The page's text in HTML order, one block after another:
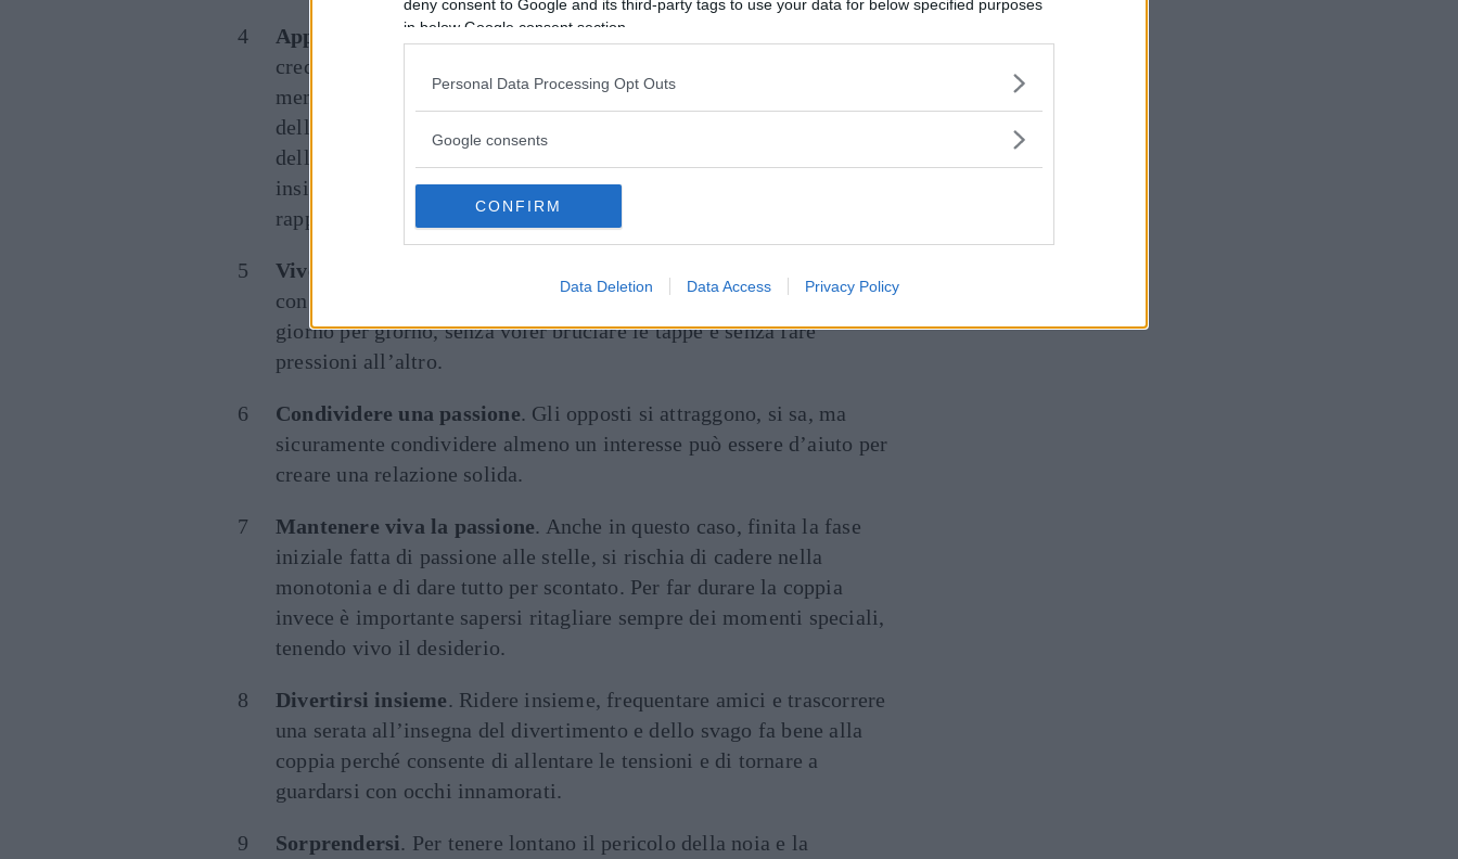
deny consent to Google and its third-party tags to use your data for below specified purposes
in below Google consent section.
Personal Data Processing Opt Outs
Google consents
CONFIRM
Data Deletion Data Access Privacy Policy
Apprezzare i piccoli gesti
credere che il grande amore sia fatto di gesti eclatanti e di momenti
memorabili come accade nei film. Passata la prima fase
dell’innamoramento, al contrario, è importante sapere godere anche
delle piccole cose, dei gesti quotidiani apparentemente
insignificanti ma che sono in realtà la chiave per rafforzare il
rapporto.
Vivere giorno per giorno
con aspettative troppo alte per il futuro. Meglio imparare a vivere
giorno per giorno, senza voler bruciare le tappe e senza fare
pressioni all’altro.
Condividere una passione. Gli opposti si attraggono, si sa, ma
sicuramente condividere almeno un interesse può essere d’aiuto per
creare una relazione solida.
Mantenere viva la passione. Anche in questo caso, finita la fase
iniziale fatta di passione alle stelle, si rischia di cadere nella
monotonia e di dare tutto per scontato. Per far durare la coppia
invece è importante sapersi ritagliare sempre dei momenti speciali,
tenendo vivo il desiderio.
Divertirsi insieme. Ridere insieme, frequentare amici e trascorrere
una serata all’insegna del divertimento e dello svago fa bene alla
coppia perché consente di allentare le tensioni e di tornare a
guardarsi con occhi innamorati.
Sorprendersi. Per tenere lontano il pericolo della noia e la